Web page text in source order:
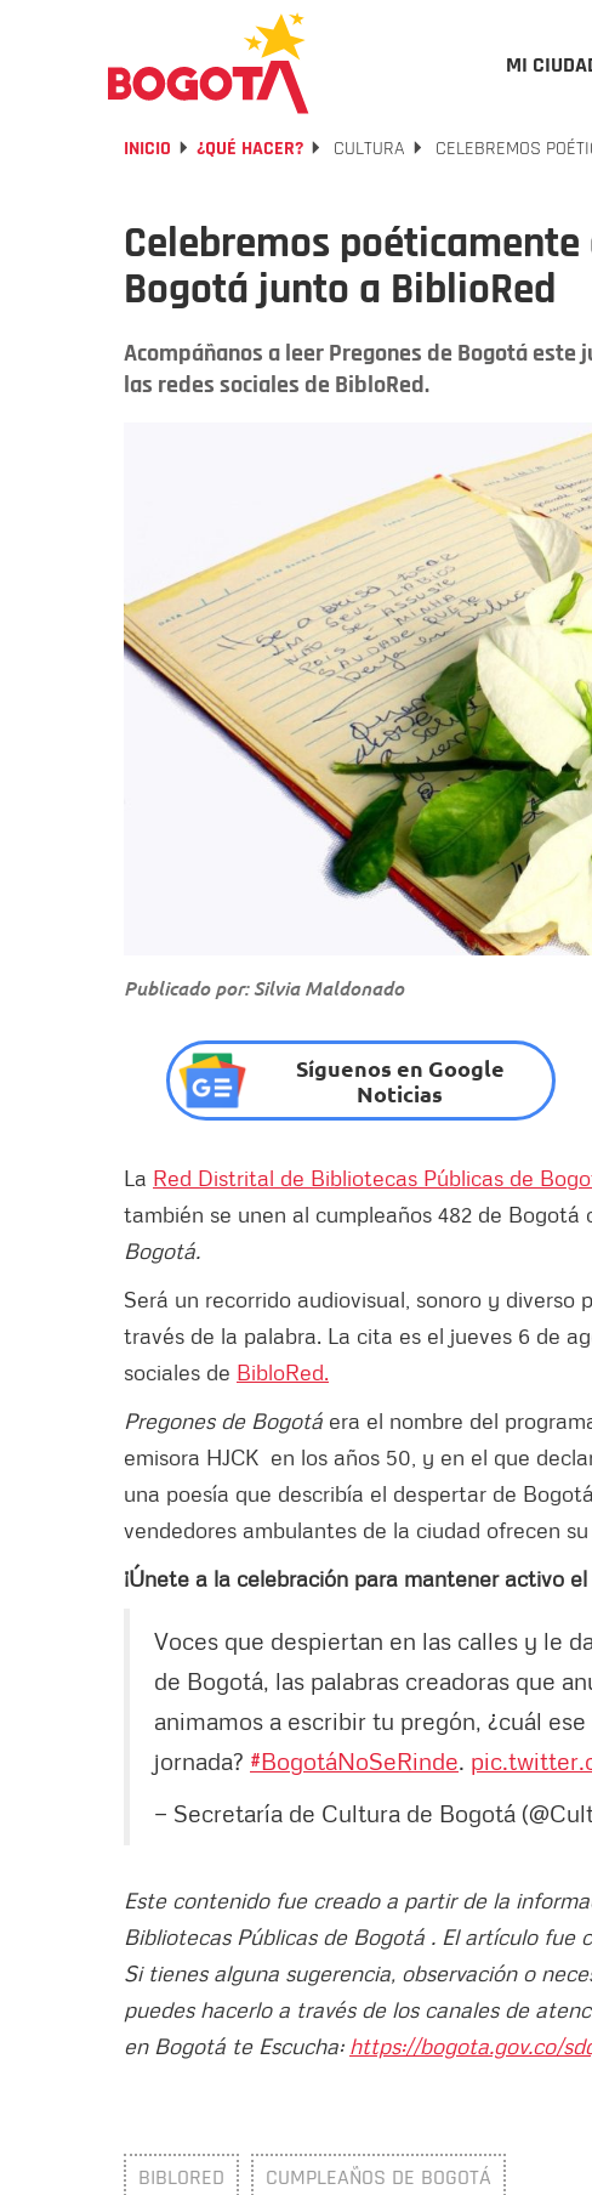
MI
INICIO ¿QUÉ HACER? CULTURA CELEBREMOS
Celebremos
Bogotá junto a BiblioRed
Acompáñanos a leer Pregones de Bogotá este
las redes sociales de BibloRed.
Publicado por: Silvia Maldonado
Síguenos en Google
Noticias
La Red Distrital de Bibliotecas Públicas de
también se unen al cumpleaños 482 de
Bogotá.
Será un recorrido audiovisual, sonoro y
través de la palabra. La cita es el jueves 6 de
sociales de BibloRed.
Pregones de Bogotá era el nombre del
emisora HJCK en los años 50, y en el que
una poesía que describía el despertar de
vendedores ambulantes de la ciudad ofrecen
¡Únete a la celebración para mantener activo
Voces que despiertan en las calles y le
de Bogotá, las palabras creadoras que
animamos a escribir tu pregón, ¿cuál
jornada? #BogotáNoSeRinde.
— Secretaría de Cultura de Bogotá
Este contenido fue creado a partir de la
Bibliotecas Públicas de Bogotá . El artículo
Si tienes alguna sugerencia, observación o
puedes hacerlo a través de los canales de
en Bogotá te Escucha: https://bogota.gov.co/
BIBLORED CUMPLEAÑOS DE BOGOTÁ